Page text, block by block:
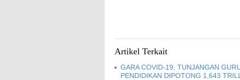
Artikel Terkait
GARA COVID-19, TUNJANGAN
PENDIDIKAN DIPOTONG 1,643